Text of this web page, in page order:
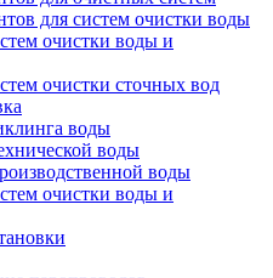
для систем очистки воды
очистки воды и
очистки сточных вод
воды
воды
воды
очистки воды и